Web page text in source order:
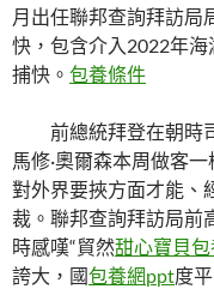
月出任聯邦查詢拜訪局
快，包含介入2022年海
捕快。 包養條件
前總統拜登在朝時
馬修·奧爾森本周做客
對外界要挾方面才能、
裁。聯邦查詢拜訪局前
時感嘆“貿然甜心寶貝包
誇大，國包養網ppt度